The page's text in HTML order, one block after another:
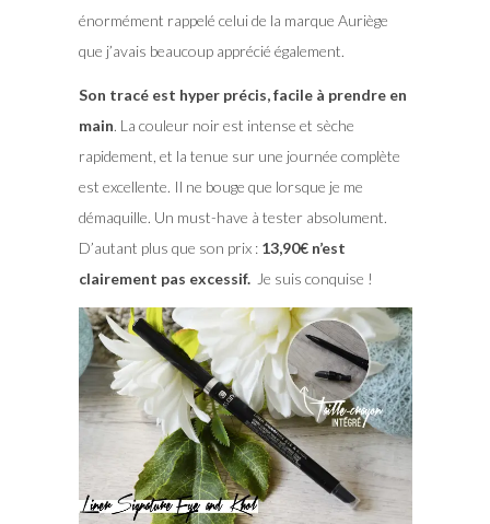
énormément rappelé celui de la marque Auriège
que j’avais beaucoup apprécié également.
Son tracé est hyper précis, facile à prendre en
main. La couleur noir est intense et sèche
rapidement, et la tenue sur une journée complète
est excellente. Il ne bouge que lorsque je me
démaquille. Un must-have à tester absolument.
D’autant plus que son prix : 13,90€ n’est
clairement pas excessif.Je suis conquise !